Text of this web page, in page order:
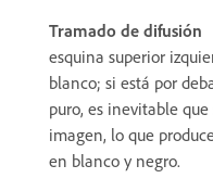
Tramado de difusión
esquina superior
blanco; si está por
puro, es inevitable
imagen, lo que
en blanco y negro.